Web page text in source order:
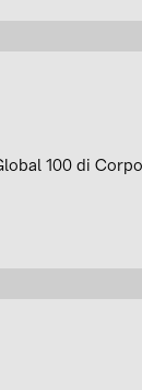
100 di